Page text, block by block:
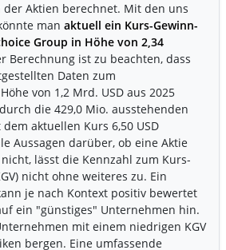
Aktien berechnet. Mit den uns
man aktuell ein Kurs-Gewinn-
Group in Höhe von 2,34
Berechnung ist zu beachten, dass
Daten zum
von 1,2 Mrd. USD aus 2025
die 429,0 Mio. ausstehenden
aktuellen Kurs 6,50 USD
Aussagen darüber, ob eine Aktie
lässt die Kennzahl zum Kurs-
nicht ohne weiteres zu. Ein
je nach Kontext positiv bewertet
ein "günstiges" Unternehmen hin.
mit einem niedrigen KGV
bergen. Eine umfassende